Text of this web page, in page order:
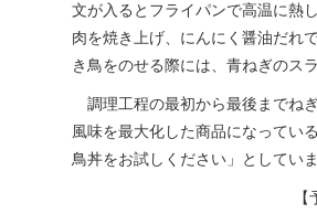
文が入るとフライパンで高温に熱
肉を焼き上げ、にんにく醤油だれ
き鳥をのせる際には、青ねぎのス
調理工程の最初から最後までね
風味を最大化した商品になってい
鳥丼をお試しください」としていま